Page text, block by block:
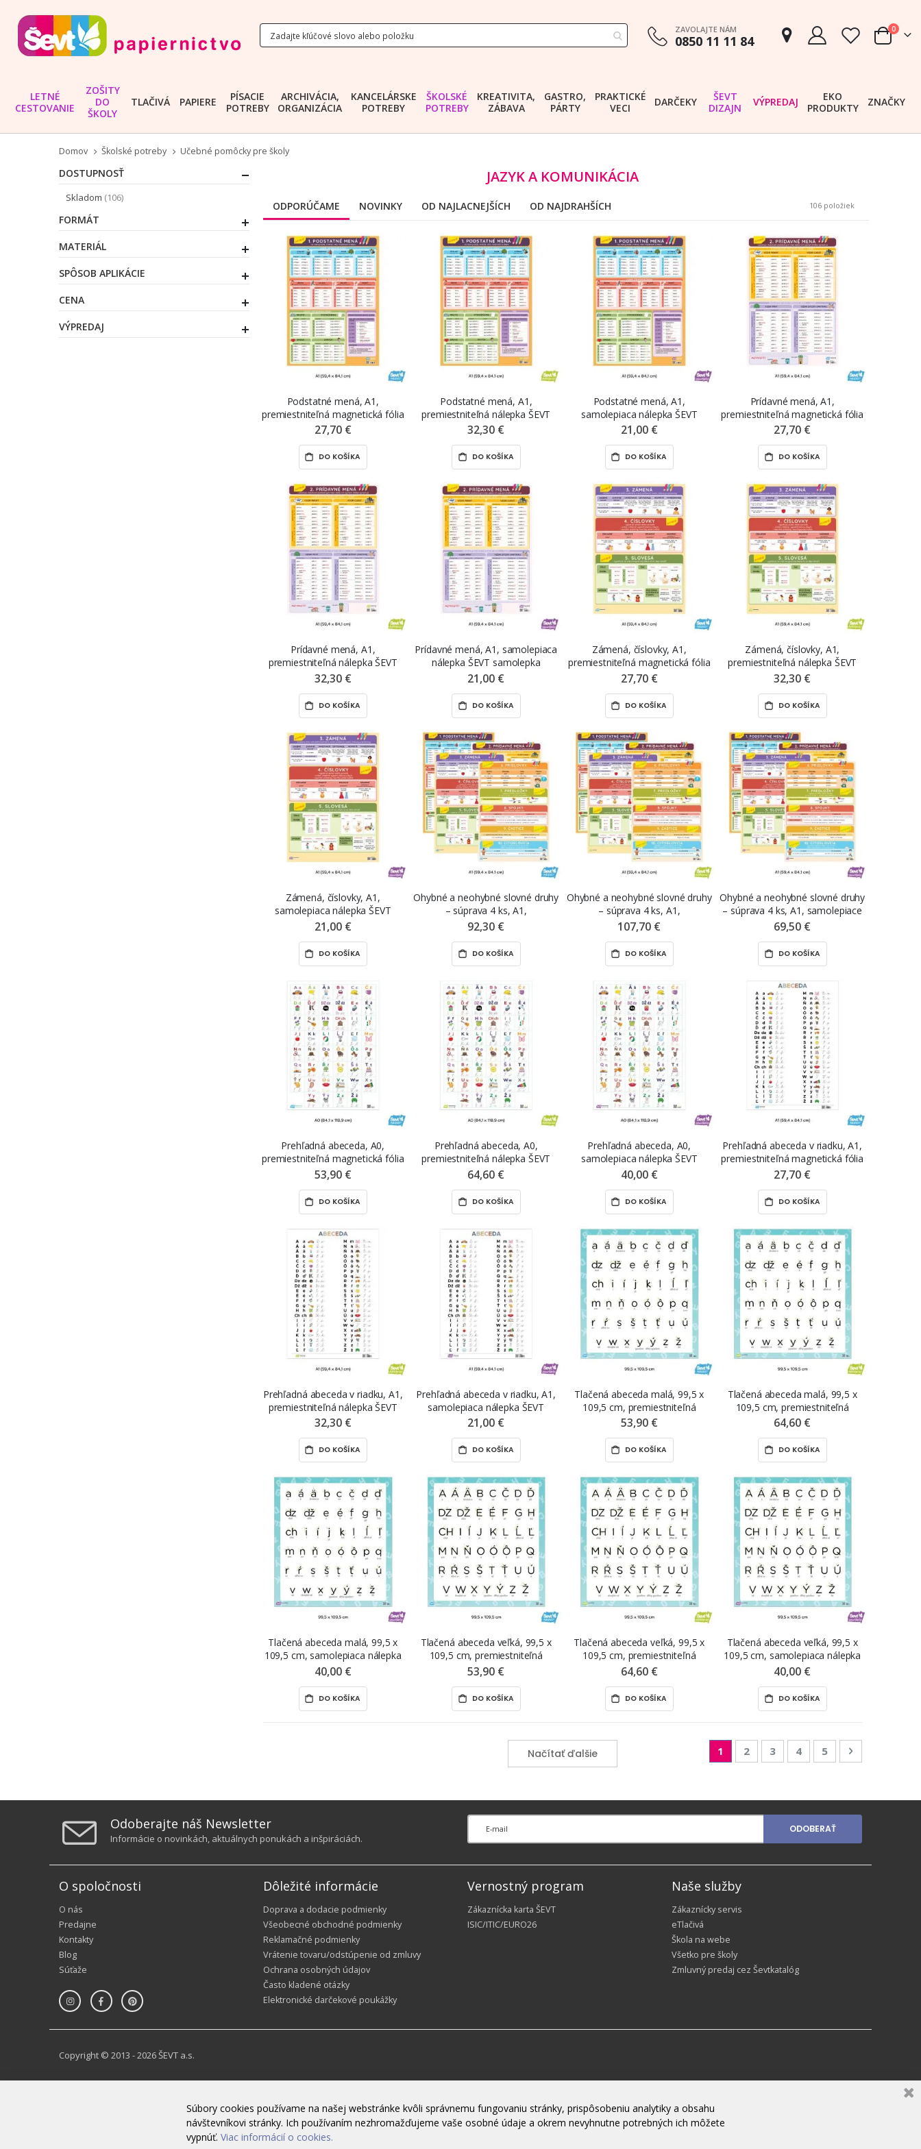
ZAVOLAJTE NÁM
0850 11 11 84 Cart
0
LETNÉ
CESTOVANIE
ZOŠITY
DO
ŠKOLY
TLAČIVÁ PAPIERE
PÍSACIE
POTREBY
ARCHIVÁCIA,
ORGANIZÁCIA
KANCELÁRSKE
POTREBY
ŠKOLSKÉ
POTREBY
KREATIVITA,
ZÁBAVA
GASTRO,
PÁRTY
PRAKTICKÉ
VECI
DARČEKY
ŠEVT
DIZAJN
VÝPREDAJ
EKO
PRODUKTY
ZNAČKY
Domov Školské potreby Učebné pomôcky pre školy
JAZYK A KOMUNIKÁCIA
ODPORÚČAME NOVINKY OD NAJLACNEJŠÍCH OD NAJDRAHŠÍCH 106položiek
Podstatné mená, A1,
premiestniteľná magnetická fólia
ŠEVT MAGNET
27,70 €
DO KOŠÍKA
Podstatné mená, A1,
premiestniteľná nálepka ŠEVT
NANO print
32,30 €
DO KOŠÍKA
Podstatné mená, A1,
samolepiaca nálepka ŠEVT
samolepka
21,00 €
DO KOŠÍKA
Prídavné mená, A1,
premiestniteľná magnetická fólia
ŠEVT MAGNET
27,70 €
DO KOŠÍKA
Prídavné mená, A1,
premiestniteľná nálepka ŠEVT
NANO print
32,30 €
DO KOŠÍKA
Prídavné mená, A1, samolepiaca
nálepka ŠEVT samolepka
21,00 €
DO KOŠÍKA
Zámená, číslovky, A1,
premiestniteľná magnetická fólia
ŠEVT MAGNET
27,70 €
DO KOŠÍKA
Zámená, číslovky, A1,
premiestniteľná nálepka ŠEVT
NANO print
32,30 €
DO KOŠÍKA
Zámená, číslovky, A1,
samolepiaca nálepka ŠEVT
samolepka
21,00 €
DO KOŠÍKA
Ohybné a neohybné slovné druhy
– súprava 4 ks, A1,
premiestniteľné magnetické fólie
ŠEVT MAGNET
92,30 €
DO KOŠÍKA
Ohybné a neohybné slovné druhy
– súprava 4 ks, A1,
premiestniteľné nálepky ŠEVT
NANO print
107,70 €
DO KOŠÍKA
Ohybné a neohybné slovné druhy
– súprava 4 ks, A1, samolepiace
nálepky ŠEVT samolepka
69,50 €
DO KOŠÍKA
Prehľadná abeceda, A0,
premiestniteľná magnetická fólia
ŠEVT MAGNET
53,90 €
DO KOŠÍKA
Prehľadná abeceda, A0,
premiestniteľná nálepka ŠEVT
NANO print
64,60 €
DO KOŠÍKA
Prehľadná abeceda, A0,
samolepiaca nálepka ŠEVT
samolepka
40,00 €
DO KOŠÍKA
Prehľadná abeceda v riadku, A1,
premiestniteľná magnetická fólia
ŠEVT MAGNET
27,70 €
DO KOŠÍKA
Prehľadná abeceda v riadku, A1,
premiestniteľná nálepka ŠEVT
NANO print
32,30 €
DO KOŠÍKA
Prehľadná abeceda v riadku, A1,
samolepiaca nálepka ŠEVT
samolepka
21,00 €
DO KOŠÍKA
Tlačená abeceda malá, 99,5 x
109,5 cm, premiestniteľná
magnetická fólia ŠEVT MAGNET
53,90 €
DO KOŠÍKA
Tlačená abeceda malá, 99,5 x
109,5 cm, premiestniteľná
nálepka ŠEVT NANO print
64,60 €
DO KOŠÍKA
Tlačená abeceda malá, 99,5 x
109,5 cm, samolepiaca nálepka
ŠEVT samolepka
40,00 €
DO KOŠÍKA
Tlačená abeceda veľká, 99,5 x
109,5 cm, premiestniteľná
magnetická fólia ŠEVT MAGNET
53,90 €
DO KOŠÍKA
Tlačená abeceda veľká, 99,5 x
109,5 cm, premiestniteľná
nálepka ŠEVT NANO print
64,60 €
DO KOŠÍKA
Tlačená abeceda veľká, 99,5 x
109,5 cm, samolepiaca nálepka
ŠEVT samolepka
40,00 €
DO KOŠÍKA
Načítať ďalšie
Page
You're currently reading page
1 Page
2 Page
3 Page
4 Page
5 Page
Nasledujúca
DOSTUPNOSŤ
Skladom 106
položky
FORMÁT
MATERIÁL
SPÔSOB APLIKÁCIE
CENA
VÝPREDAJ
Odoberajte náš Newsletter
Informácie o novinkách, aktuálnych ponukách a inšpiráciách.
ODOBERAŤ
O spoločnosti
O nás
Predajne
Kontakty
Blog
Súťaže
Dôležité informácie
Doprava a dodacie podmienky
Všeobecné obchodné podmienky
Reklamačné podmienky
Vrátenie tovaru/odstúpenie od zmluvy
Ochrana osobných údajov
Často kladené otázky
Elektronické darčekové poukážky
Vernostný program
Zákaznícka karta ŠEVT
ISIC/ITIC/EURO26
Naše služby
Zákaznícky servis
eTlačivá
Škola na webe
Všetko pre školy
Zmluvný predaj cez Ševtkatalóg
Copyright © 2013 - 2026 ŠEVT a.s.
Súbory cookies používame na našej webstránke kvôli správnemu fungovaniu stránky, prispôsobeniu analytiky a obsahu
návštevníkovi stránky. Ich používaním nezhromažďujeme vaše osobné údaje a okrem nevyhnutne potrebných ich môžete
vypnúť. Viac informácií o cookies.
Dobrý deň, môžem Vám poradiť?